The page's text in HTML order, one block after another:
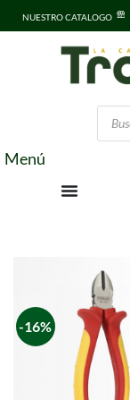
NUESTRO CATALOGO
Menú
-16%